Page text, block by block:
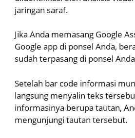
jaringan saraf.
Jika Anda memasang Google
Google app di ponsel Anda,
sudah terpasang di ponsel
Setelah bar code informasi
langsung menyalin teks
informasinya berupa tautan,
mengunjungi tautan tersebut.